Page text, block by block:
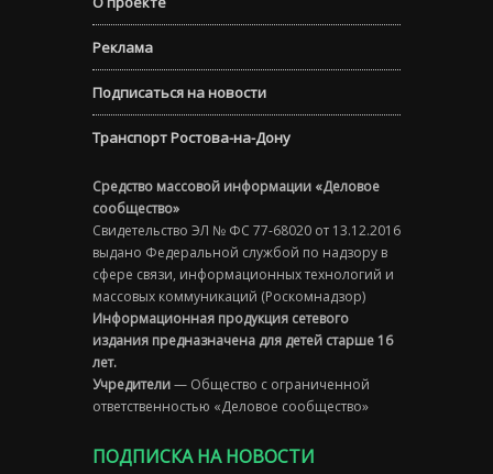
Реклама
Подписаться на новости
Транспорт Ростова-на-Дону
Средство массовой информации «Деловое
сообщество»
Свидетельство ЭЛ № ФС 77-68020 от 13.12.2016
выдано Федеральной службой по надзору в
сфере связи, информационных технологий и
массовых коммуникаций (Роскомнадзор)
Информационная продукция сетевого
издания предназначена для детей старше 16
лет.
Учредители— Общество с ограниченной
ответственностью «Деловое сообщество»
ПОДПИСКА НА НОВОСТИ